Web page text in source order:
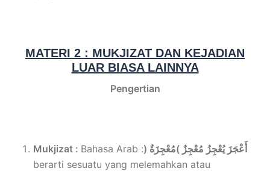
MATERI 2 : MUKJIZAT DAN KEJADIAN
LUAR BIASA LAINNYA
Pengertian
Mukjizat : Bahasa Arab : ) أَعْجَزَ يُعْجِزُ مُعْجِزٌ )مُعْجِزَةٌ
berarti sesuatu yang melemahkan atau